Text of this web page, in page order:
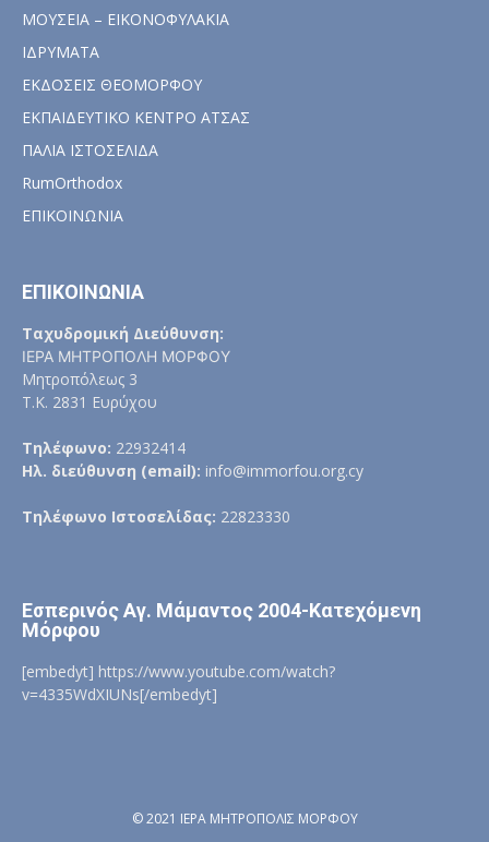
ΜΟΥΣΕΙΑ – ΕΙΚΟΝΟΦΥΛΑΚΙΑ
ΙΔΡΥΜΑΤΑ
ΕΚΔΟΣΕΙΣ ΘΕΟΜΟΡΦΟΥ
ΕΚΠΑΙΔΕΥΤΙΚΟ ΚΕΝΤΡΟ ΑΤΣΑΣ
ΠΑΛΙΑ ΙΣΤΟΣΕΛΙΔΑ
RumOrthodox
ΕΠΙΚΟΙΝΩΝΙΑ
ΕΠΙΚΟΙΝΩΝΙΑ
Ταχυδρομική Διεύθυνση:
ΙΕΡΑ ΜΗΤΡΟΠΟΛΗ ΜΟΡΦΟΥ
Μητροπόλεως 3
Τ.Κ. 2831 Ευρύχου
Τηλέφωνο: 22932414
Ηλ. διεύθυνση (email): info@immorfou.org.cy
Τηλέφωνο Ιστοσελίδας: 22823330
Εσπερινός Αγ. Μάμαντος 2004-Κατεχόμενη
Μόρφου
[embedyt] https://www.youtube.com/watch?
v=4335WdXIUNs[/embedyt]
© 2021 ΙΕΡΑ ΜΗΤΡΟΠΟΛΙΣ ΜΟΡΦΟΥ